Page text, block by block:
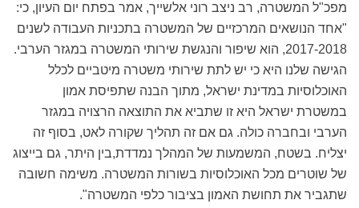
מפכ"ל המשטרה, רב ניצב רוני אלשייך, אמר בפתח יום העיון, כי:
"אחד הנושאים המרכזיים של המשטרה בתכניות העבודה לשנים
2017-2018, הוא שיפור והנגשת שירותי המשטרה במגזר הערבי.
הגישה שלנו היא כי יש לתת שירותי משטרה מיטביים לכלל
האוכלוסיות במדינת ישראל, מתוך הבנה שתפיסת אמון
במשטרת ישראל היא זו שתביא את התוצאה הרצויה במגזר
הערבי ובחברה כולה. גם אם זה תהליך שקורה לאט, בסוף זה
יצליח. בשטח, המשמעות של המהלך נמדדת,בין היתר, גם בייצוג
של שוטרים מכל האוכלוסיות בשורות המשטרה. משימה חשובה
שתגביר את תחושת האמון בציבור כלפי המשטרה".